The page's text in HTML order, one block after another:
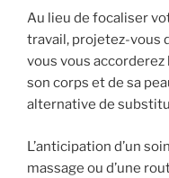
Au lieu de focaliser
travail, projetez-vous
vous vous
son corps et de sa
alternative de
L’anticipation d’un
massage ou d’une